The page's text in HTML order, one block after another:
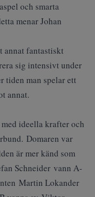
och smarta
menar Johan
annat fantastiskt
sig intensivt under
tiden man spelar ett
annat.
ideella krafter och
Domaren var
är mer känd som
Schneider vann A-
Martin Lokander